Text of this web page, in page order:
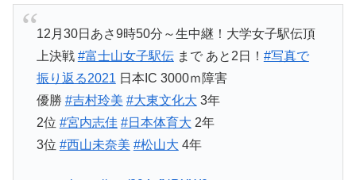
12月30日あさ9時50分～生中継！大学女子駅伝頂
上決戦 #富士山女子駅伝まで あと2日！ #写真で
振り返る2021 日本IC 3000ｍ障害
優勝 #吉村玲美 #大東文化大 3年
2位 #宮内志佳 #日本体育大 2年
3位 #西山未奈美 #松山大 4年